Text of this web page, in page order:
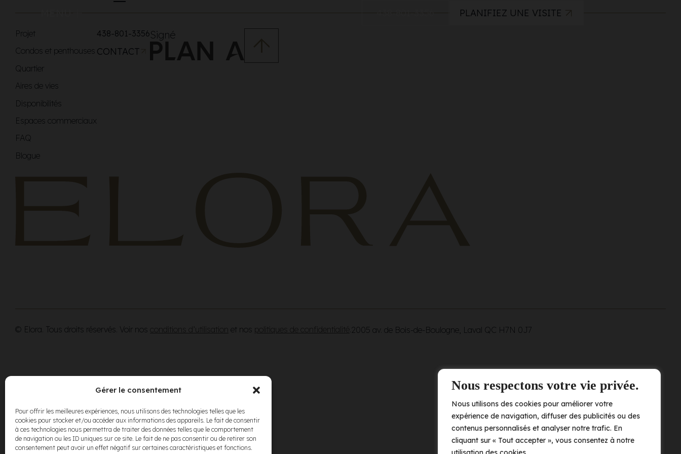
Nous respectons votre vie privée.
Nous utilisons des cookies pour améliorer votre
expérience de navigation, diffuser des publicités ou des
contenus personnalisés et analyser notre trafic. En
cliquant sur « Tout accepter », vous consentez à notre
Gérer le consentement
Pour offrir les meilleures expériences, nous utilisons des technologies telles que les
cookies pour stocker et/ou accéder aux informations des appareils. Le fait de consentir
à ces technologies nous permettra de traiter des données telles que le comportement
de navigation ou les ID uniques sur ce site. Le fait de ne pas consentir ou de retirer son
consentement peut avoir un effet négatif sur certaines caractéristiques et fonctions.
MENU PLANIFIEZ UNE VISITE
Projet
Condos et penthouses
Quartier
Aires de vies
Disponibilités
Espaces commerciaux
FAQ
Blogue
438-801-3356
CONTACT
Signé
© Elora. Tous droits réservés. Voir nos conditions d’utilisation et nos politiques de confidentialité 2005 av. de Bois-de-Boulogne, Laval QC H7N 0J7